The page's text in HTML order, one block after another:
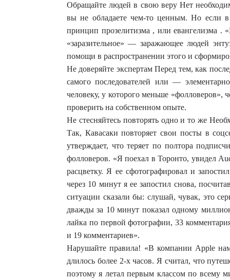
Обращайте людей в свою веру Нет
вы не обладаете чем-то ценным. Но если
принцип прозелитизма , или евангелизма .
«заразительное» — заражающее людей
помощи в распространении этого и
Не доверяйте экспертам Перед тем, как
самого последователей или —
человеку, у которого меньше
проверить на собственном опыте.
Не стесняйтесь повторять одно и то же
Так, Кавасаки повторяет свои посты в
утверждает, что теряет по полтора
фолловеров. «Я поехал в Торонто, увидел
расцветку. Я ее сфотографировал и
через 10 минут я ее запостил снова,
ситуации сказали бы: слушай, чувак, это
дважды за 10 минут показал одному
лайка по первой фотографии, 33
и 19 комментариев».
Нарушайте правила! «В компании Apple
длилось более 2-х часов. Я считал, что
поэтому я летал первым классом по всему